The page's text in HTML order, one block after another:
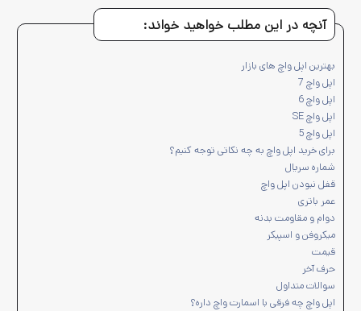
آنچه در این مطلب خواهید خواند:
بهترین اپل واچ های بازار
اپل واچ 7
اپل واچ 6
اپل واچ SE
اپل واچ 5
برای خرید اپل واچ به چه نکاتی توجه کنیم؟
شماره سریال
قفل نبودن اپل واچ
عمر باتری
دوام و مقاومت بدنه
میکروفن و اسپیکر
قیمت
حرف آخر
سوالات متداول
اپل واچ چه فرقی با اسمارت واچ داره؟